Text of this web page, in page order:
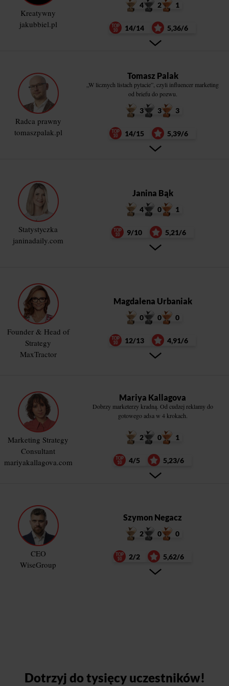
Kreatywny
jakubbiel.pl
4 2 1
14/14 5,36/6
Radca prawny
tomaszpalak.pl
Tomasz Palak
„W licznych listach pytacie”, czyli influencer marketing
od briefu do pozwu.
3 3 3
14/15 5,39/6
Statystyczka
janinadaily.com
Janina Bąk
4 0 1
9/10 5,21/6
Founder & Head of
Strategy
MaxTractor
Magdalena Urbaniak
0 0 0
12/13 4,91/6
Marketing Strategy
Consultant
mariyakallagova.com
Mariya Kallagova
Dobrzy marketerzy kradną. Od cudzej reklamy do
gotowego adsa w 4 krokach.
2 0 1
4/5 5,23/6
CEO
WiseGroup
Szymon Negacz
2 0 0
2/2 5,62/6
Dotrzyj do tysięcy uczestników!